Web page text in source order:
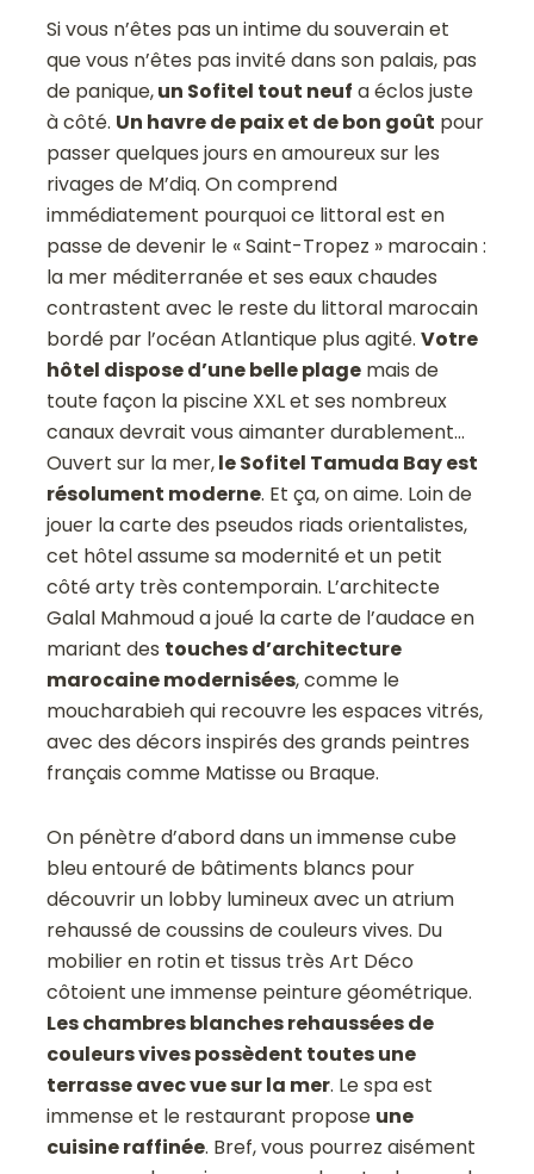
Si vous n’êtes pas un intime du souverain et
que vous n’êtes pas invité dans son palais, pas
de panique,un Sofitel tout neuf a éclos juste
à côté. Un havre de paix et de bon goût pour
passer quelques jours en amoureux sur les
rivages de M’diq. On comprend
immédiatement pourquoi ce littoral est en
passe de devenir le « Saint-Tropez » marocain :
la mer méditerranée et ses eaux chaudes
contrastent avec le reste du littoral marocain
bordé par l’océan Atlantique plus agité.Votre
hôtel dispose d’une belle plage mais de
toute façon la piscine XXL et ses nombreux
canaux devrait vous aimanter durablement…
Ouvert sur la mer,le Sofitel Tamuda Bay est
résolument moderne. Et ça, on aime. Loin de
jouer la carte des pseudos riads orientalistes,
cet hôtel assume sa modernité et un petit
côté arty très contemporain. L’architecte
Galal Mahmoud a joué la carte de l’audace en
mariant des touches d’architecture
marocaine modernisées, comme le
moucharabieh qui recouvre les espaces vitrés,
avec des décors inspirés des grands peintres
français comme Matisse ou Braque.
On pénètre d’abord dans un immense cube
bleu entouré de bâtiments blancs pour
découvrir un lobby lumineux avec un atrium
rehaussé de coussins de couleurs vives. Du
mobilier en rotin et tissus très Art Déco
côtoient une immense peinture géométrique.
Les chambres blanches rehaussées de
couleurs vives possèdent toutes une
terrasse avec vue sur la mer. Le spa est
immense et le restaurant propose une
cuisine raffinée. Bref, vous pourrez aisément